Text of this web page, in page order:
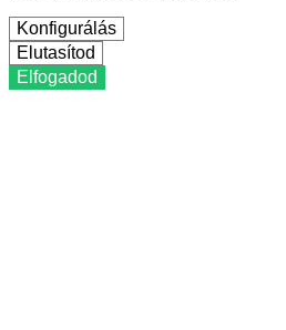
Konfigurálás
Elutasítod
Elfogadod